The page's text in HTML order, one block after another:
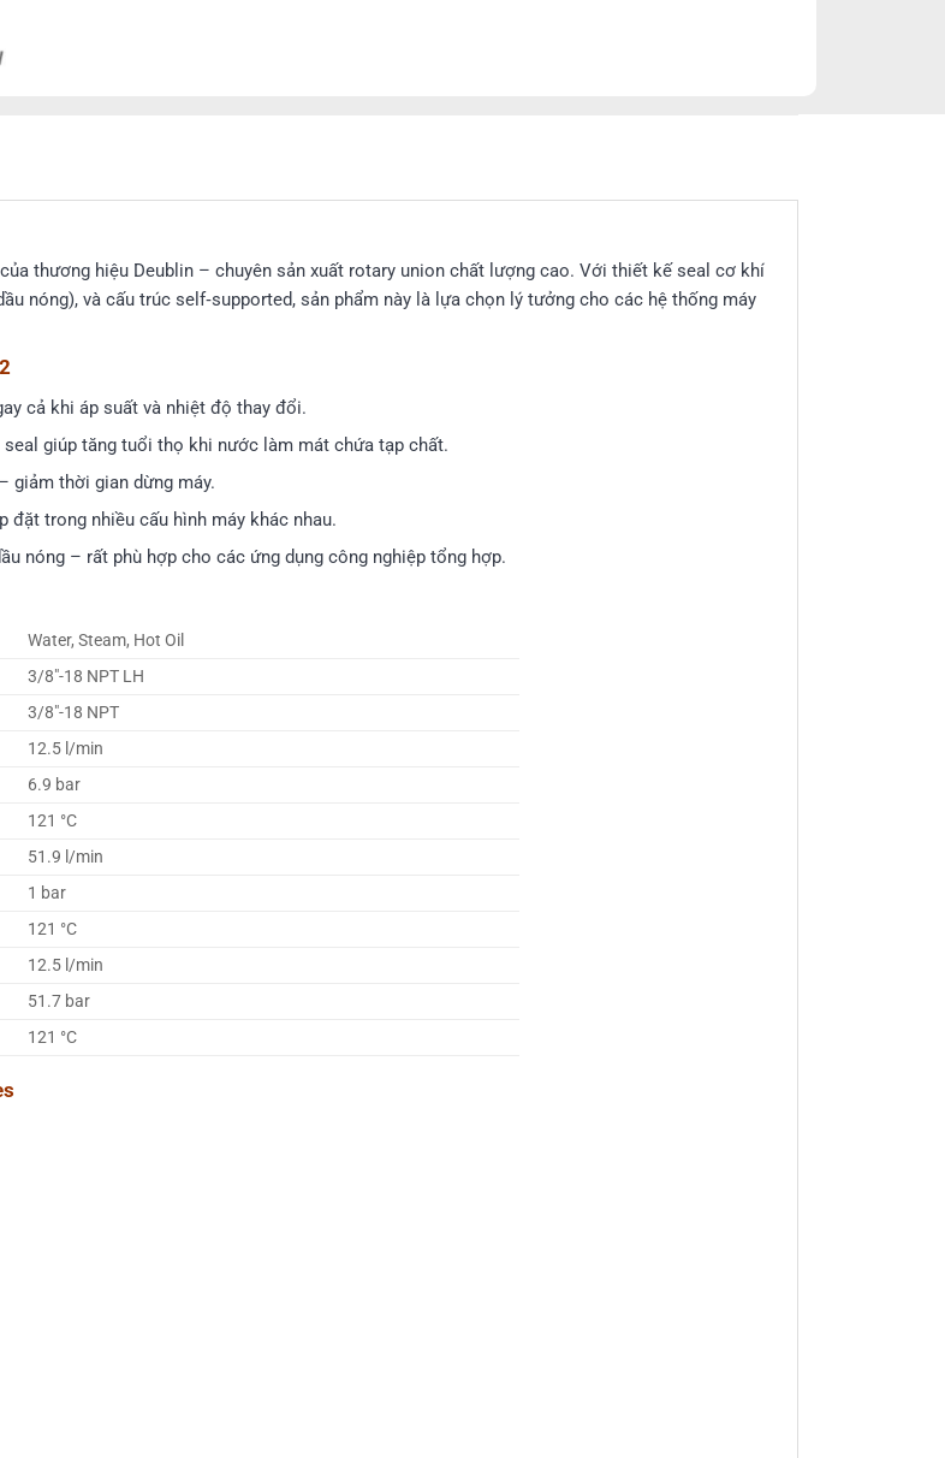
của thương hiệu Deublin – chuyên sản xuất rotary union chất lượng cao. Với thiết kế seal cơ khí
nóng), và cấu trúc self‑supported, sản phẩm này là lựa chọn lý tưởng cho các hệ thống máy
cả khi áp suất và nhiệt độ thay đổi.
seal giúp tăng tuổi thọ khi nước làm mát chứa tạp chất.
giảm thời gian dừng máy.
trong nhiều cấu hình máy khác nhau.
nóng – rất phù hợp cho các ứng dụng công nghiệp tổng hợp.
Water, Steam, Hot Oil
3/8″-18 NPT LH
3/8″-18 NPT
12.5 l/min
6.9 bar
121 °C
51.9 l/min
1 bar
121 °C
12.5 l/min
51.7 bar
121 °C